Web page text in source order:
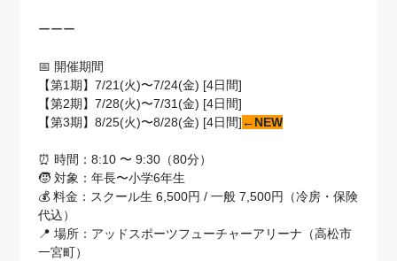
ーーー
📅 開催期間
【第1期】7/21(火)〜7/24(金) [4日間]
【第2期】7/28(火)〜7/31(金) [4日間]
【第3期】8/25(火)〜8/28(金) [4日間] ←NEW
⏰ 時間：8:10 〜 9:30（80分）
🧒 対象：年長〜小学6年生
💰 料金：スクール生 6,500円 / 一般 7,500円（冷房・保険
代込）
📍 場所：アッドスポーツフューチャーアリーナ（高松市
一宮町）